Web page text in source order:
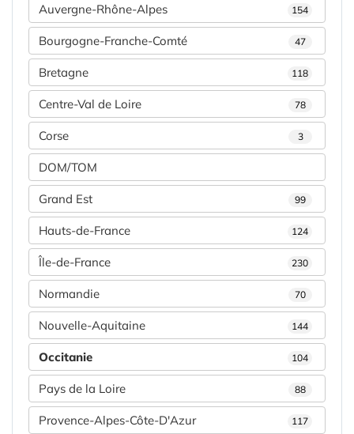
Auvergne-Rhône-Alpes 154
Bourgogne-Franche-Comté 47
Bretagne 118
Centre-Val de Loire 78
Corse 3
DOM/TOM
Grand Est 99
Hauts-de-France 124
Île-de-France 230
Normandie 70
Nouvelle-Aquitaine 144
Occitanie 104
Pays de la Loire 88
Provence-Alpes-Côte-D'Azur 117